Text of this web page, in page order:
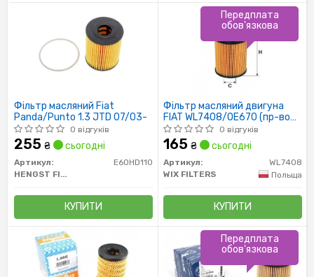
Фільтр масляний Fiat
Panda/Punto 1.3 JTD 07/03-
0 відгуків
255 ₴ сьогодні
Артикул:
E60HD110
HENGST FILTER
КУПИТИ
Фільтр масляний двигуна
FIAT WL7408/OE670 (пр-во
WIX-Filtron)
0 відгуків
165 ₴ сьогодні
Артикул:
WL7408
WIX FILTERS
Польща
КУПИТИ
Передплата
обов'язкова
Передплата
обов'язкова